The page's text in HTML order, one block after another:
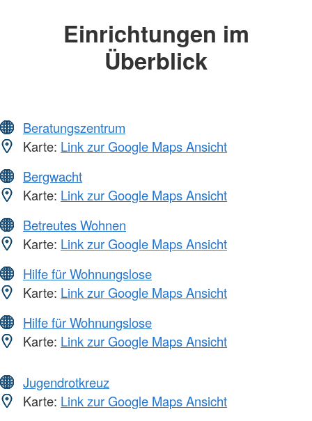
Einrichtungen im
Überblick
Beratungszentrum
Karte: Link zur Google Maps Ansicht
Bergwacht
Karte: Link zur Google Maps Ansicht
Betreutes Wohnen
Karte: Link zur Google Maps Ansicht
Hilfe für Wohnungslose
Karte: Link zur Google Maps Ansicht
Hilfe für Wohnungslose
Karte: Link zur Google Maps Ansicht
Jugendrotkreuz
Karte: Link zur Google Maps Ansicht